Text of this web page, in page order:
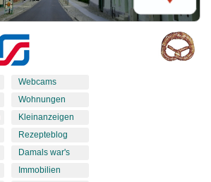
Webcams
Wohnungen
Kleinanzeigen
Rezepteblog
Damals war's
Immobilien